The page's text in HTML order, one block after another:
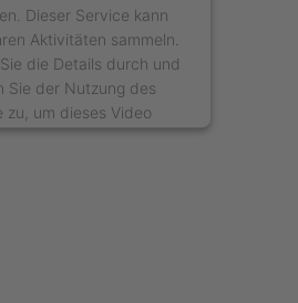
Dieser Service kann
Aktivitäten sammeln.
die Details durch und
Sie der Nutzung des
zu, um dieses Video
anzusehen.